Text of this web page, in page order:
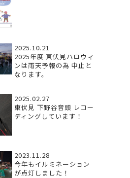
2025.10.21
2025年度 東伏見ハロウィ
ンは雨天予報の為 中止と
なります。
2025.02.27
東伏見 下野谷音頭 レコー
ディングしています！
2023.11.28
今年もイルミネーション
が点灯しました！